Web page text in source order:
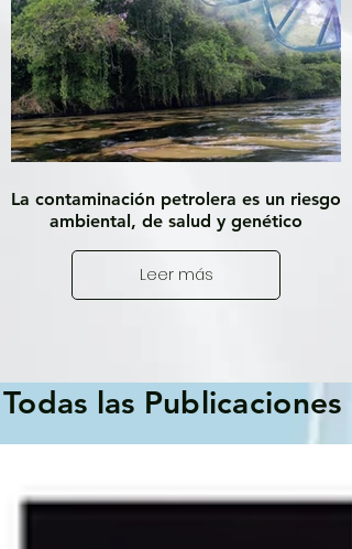
La contaminación petrolera es un riesgo
ambiental, de salud y genético
Leer más
Todas las Publicaciones